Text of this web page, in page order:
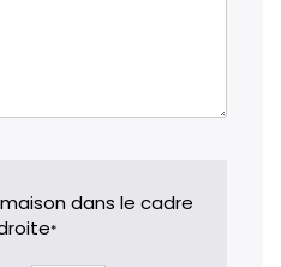
dans le cadre
*